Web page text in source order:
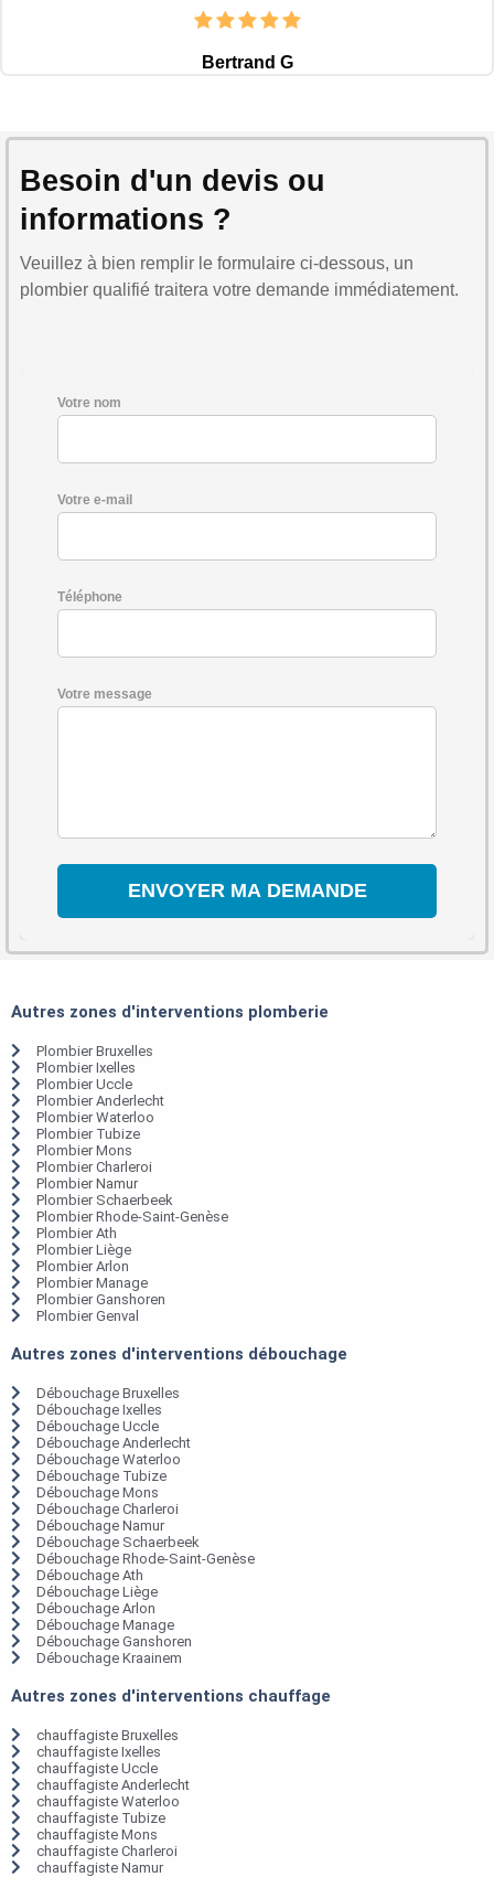
Bertrand G
Besoin d'un devis ou
informations ?
Veuillez à bien remplir le formulaire ci-dessous, un
plombier qualifié traitera votre demande immédiatement.
Votre nom
Votre e-mail
Téléphone
Votre message
Autres zones d'interventions plomberie
Plombier Bruxelles
Plombier Ixelles
Plombier Uccle
Plombier Anderlecht
Plombier Waterloo
Plombier Tubize
Plombier Mons
Plombier Charleroi
Plombier Namur
Plombier Schaerbeek
Plombier Rhode-Saint-Genèse
Plombier Ath
Plombier Liège
Plombier Arlon
Plombier Manage
Plombier Ganshoren
Plombier Genval
Autres zones d'interventions débouchage
Débouchage Bruxelles
Débouchage Ixelles
Débouchage Uccle
Débouchage Anderlecht
Débouchage Waterloo
Débouchage Tubize
Débouchage Mons
Débouchage Charleroi
Débouchage Namur
Débouchage Schaerbeek
Débouchage Rhode-Saint-Genèse
Débouchage Ath
Débouchage Liège
Débouchage Arlon
Débouchage Manage
Débouchage Ganshoren
Débouchage Kraainem
Autres zones d'interventions chauffage
chauffagiste Bruxelles
chauffagiste Ixelles
chauffagiste Uccle
chauffagiste Anderlecht
chauffagiste Waterloo
chauffagiste Tubize
chauffagiste Mons
chauffagiste Charleroi
chauffagiste Namur